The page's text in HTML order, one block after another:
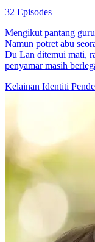
32 Episodes
Mengikut pantang
Namun potret abu
Du Lan ditemui mati,
penyamar masih
Kelainan Identiti